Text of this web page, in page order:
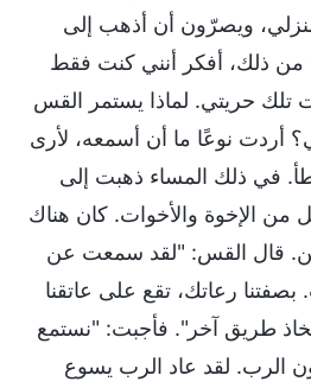
ويصرّون أن أذهب إلى
ذلك، أفكر أنني كنت فقط
تلك حريتي. لماذا يستمر القس
أردت نوعًا ما أن أسمعه، لأرى
في ذلك المساء ذهبت إلى
الإخوة والأخوات. كان هناك
قال القس: "لقد سمعت عن
بصفتنا رعاتك، تقع على عاتقنا
طريق آخر". فأجبت: "نستمع
الرب. لقد عاد الرب يسوع